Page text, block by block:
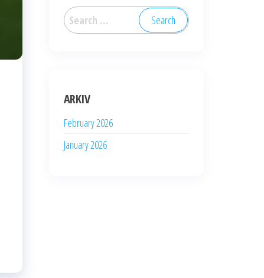
Search
for:
ARKIV
February 2026
January 2026